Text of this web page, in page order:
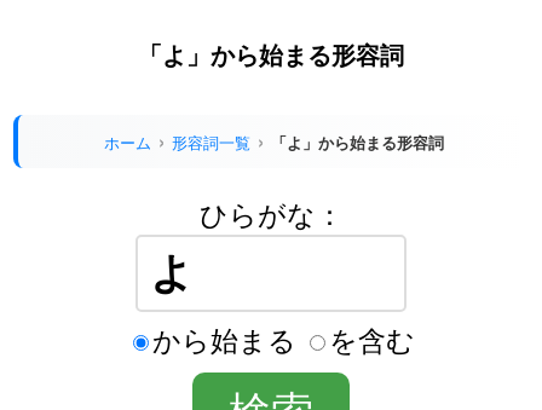
「よ」から始まる形容詞
ホーム 形容詞一覧 「よ」から始まる形容詞
ひらがな：
から始まる を含む